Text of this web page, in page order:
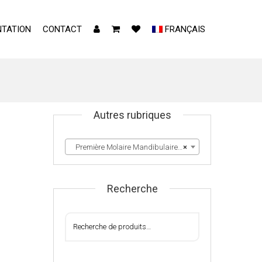
CONTACT FRANÇAIS
Autres rubriques
×
Première Molaire Mandibulaire Droite & Gauche
Recherche